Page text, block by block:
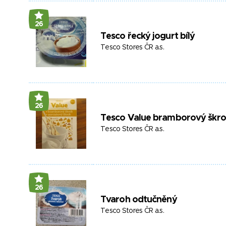
26
Tesco řecký jogurt bílý
Tesco Stores ČR a.s.
26
Tesco Value bramborový
Tesco Stores ČR a.s.
26
Tvaroh odtučněný
Tesco Stores ČR a.s.